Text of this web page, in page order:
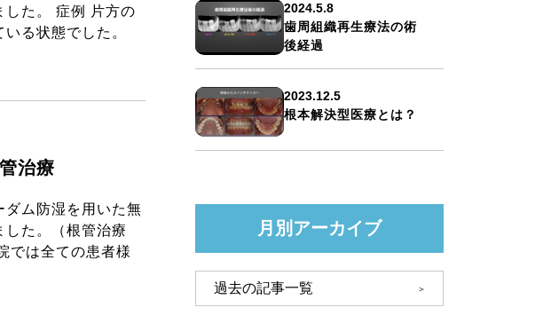
した。 症例 片方の
る状態でした。
治療
ダム防湿を用いた無
た。（根管治療
では全ての患者様
2024.5.8
歯周組織再生療法の術
後経過
2023.12.5
根本解決型医療とは？
月別アーカイブ